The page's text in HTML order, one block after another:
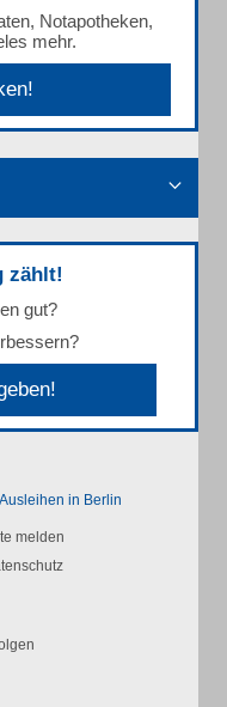
Notapotheken,
mehr.
zählt!
gut?
Ausleihen in Berlin
melden